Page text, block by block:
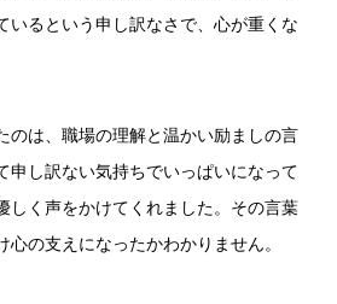
いるという申し訳なさで、心が重くな
のは、職場の理解と温かい励ましの言
申し訳ない気持ちでいっぱいになって
しく声をかけてくれました。その言葉
の支えになったかわかりません。